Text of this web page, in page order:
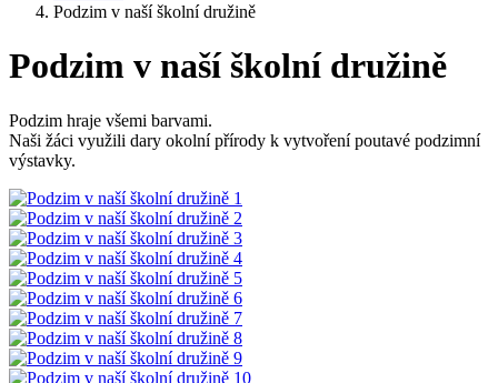
Podzim v naší školní družině
Podzim v naší školní družině
Podzim hraje všemi barvami.
Naši žáci využili dary okolní přírody k vytvoření poutavé podzimní
výstavky.